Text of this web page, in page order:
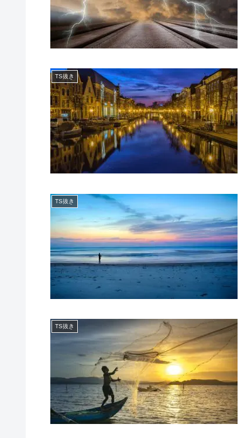
TS抜き
TS抜き
TS抜き